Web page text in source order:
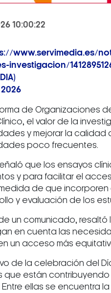
10:00:22
www.servimedia.es/
investigacion/
de Organizaciones
el valor de la
y mejorar la calidad
poco frecuentes.
que los ensayos
y para facilitar el
de que
y evaluación de los
un comunicado,
en cuenta las
un acceso más
de la celebración del
que están contribuyendo
Entre ellas se encuentra